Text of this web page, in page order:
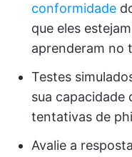
conformidade
que eles
aprenderam no
Testes
sua capacidade
tentativas de
Avalie a